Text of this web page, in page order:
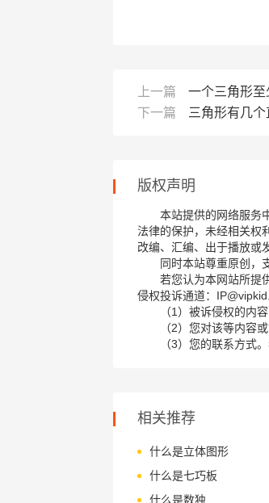
上一篇
一个三角形至
下一篇
三角形有几个
版权声明
本站提供的网络服务
法律的保护，未经相关权
改编、汇编、出于播放或
同时本站尊重原创，
若您认为本网站所提
侵权投诉通道：
（1）被诉侵权的内
（2）您对该等内容
（3）您的联系方式
相关推荐
什么是立体图形
什么是七巧板
什么是数独